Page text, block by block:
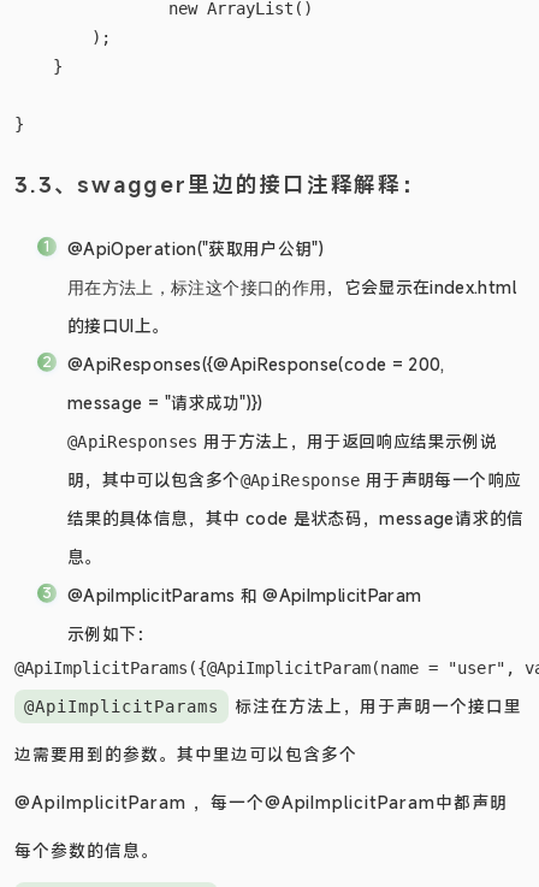
"http://www.apache.org/licenses/
                new ArrayList()
        );
@ApiOperation("获取用户公钥")
用在方法上，标注这个接口的作用
的接口UI上。
@ApiResponses({@ApiResponse(code = 200,
message = "请求成功")})
@ApiResponses用于方法上，用于返回响应结果示例说
明，其中可以包含多个 @ApiResponse用于声明每一个响应
结果的具体信息，其中 code 是状态码，message请求的信
息。
@ApiImplicitParams 和 @ApiImplicitParam
示例如下：
@ApiImplicitParams 标注在方法上，用于声明一个接口里
边需要用到的参数。其中里边可以包含多个
@ApiImplicitParam ，每一个@ApiImplicitParam中都声明